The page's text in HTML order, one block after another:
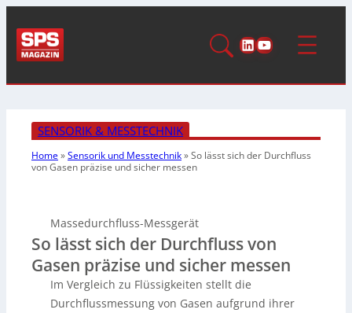
LinkedIn
YouTube
SENSORIK & MESSTECHNIK
Home»Sensorik und Messtechnik»So lässt sich der Durchfluss
von Gasen präzise und sicher messen
Massedurchfluss-Messgerät
So lässt sich der Durchfluss von
Gasen präzise und sicher messen
Im Vergleich zu Flüssigkeiten stellt die
Durchflussmessung von Gasen aufgrund ihrer